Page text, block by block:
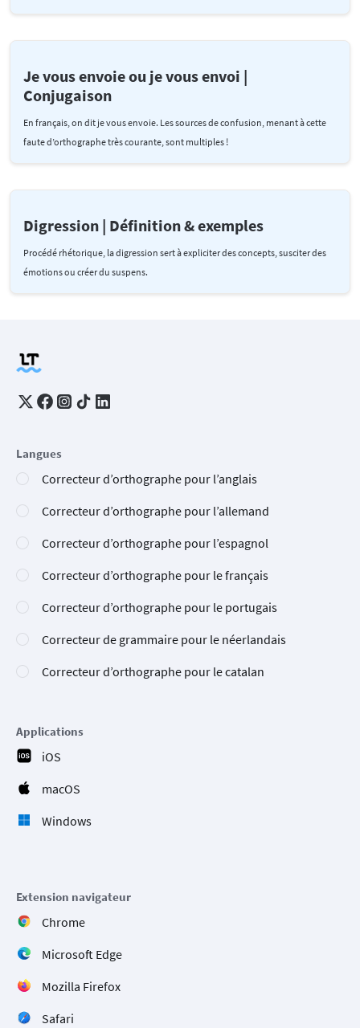
Je vous envoie ou je vous envoi |
Conjugaison
En français, on dit je vous envoie. Les sources de confusion, menant à cette
faute d’orthographe très courante, sont multiples !
Digression | Définition & exemples
Procédé rhétorique, la digression sert à expliciter des concepts, susciter des
émotions ou créer du suspens.
Langues
Correcteur d’orthographe pour l’anglais
Correcteur d’orthographe pour l’allemand
Correcteur d’orthographe pour l’espagnol
Correcteur d’orthographe pour le français
Correcteur d’orthographe pour le portugais
Correcteur de grammaire pour le néerlandais
Correcteur d’orthographe pour le catalan
Applications
iOS
macOS
Windows
Extension navigateur
Chrome
Microsoft Edge
Mozilla Firefox
Safari